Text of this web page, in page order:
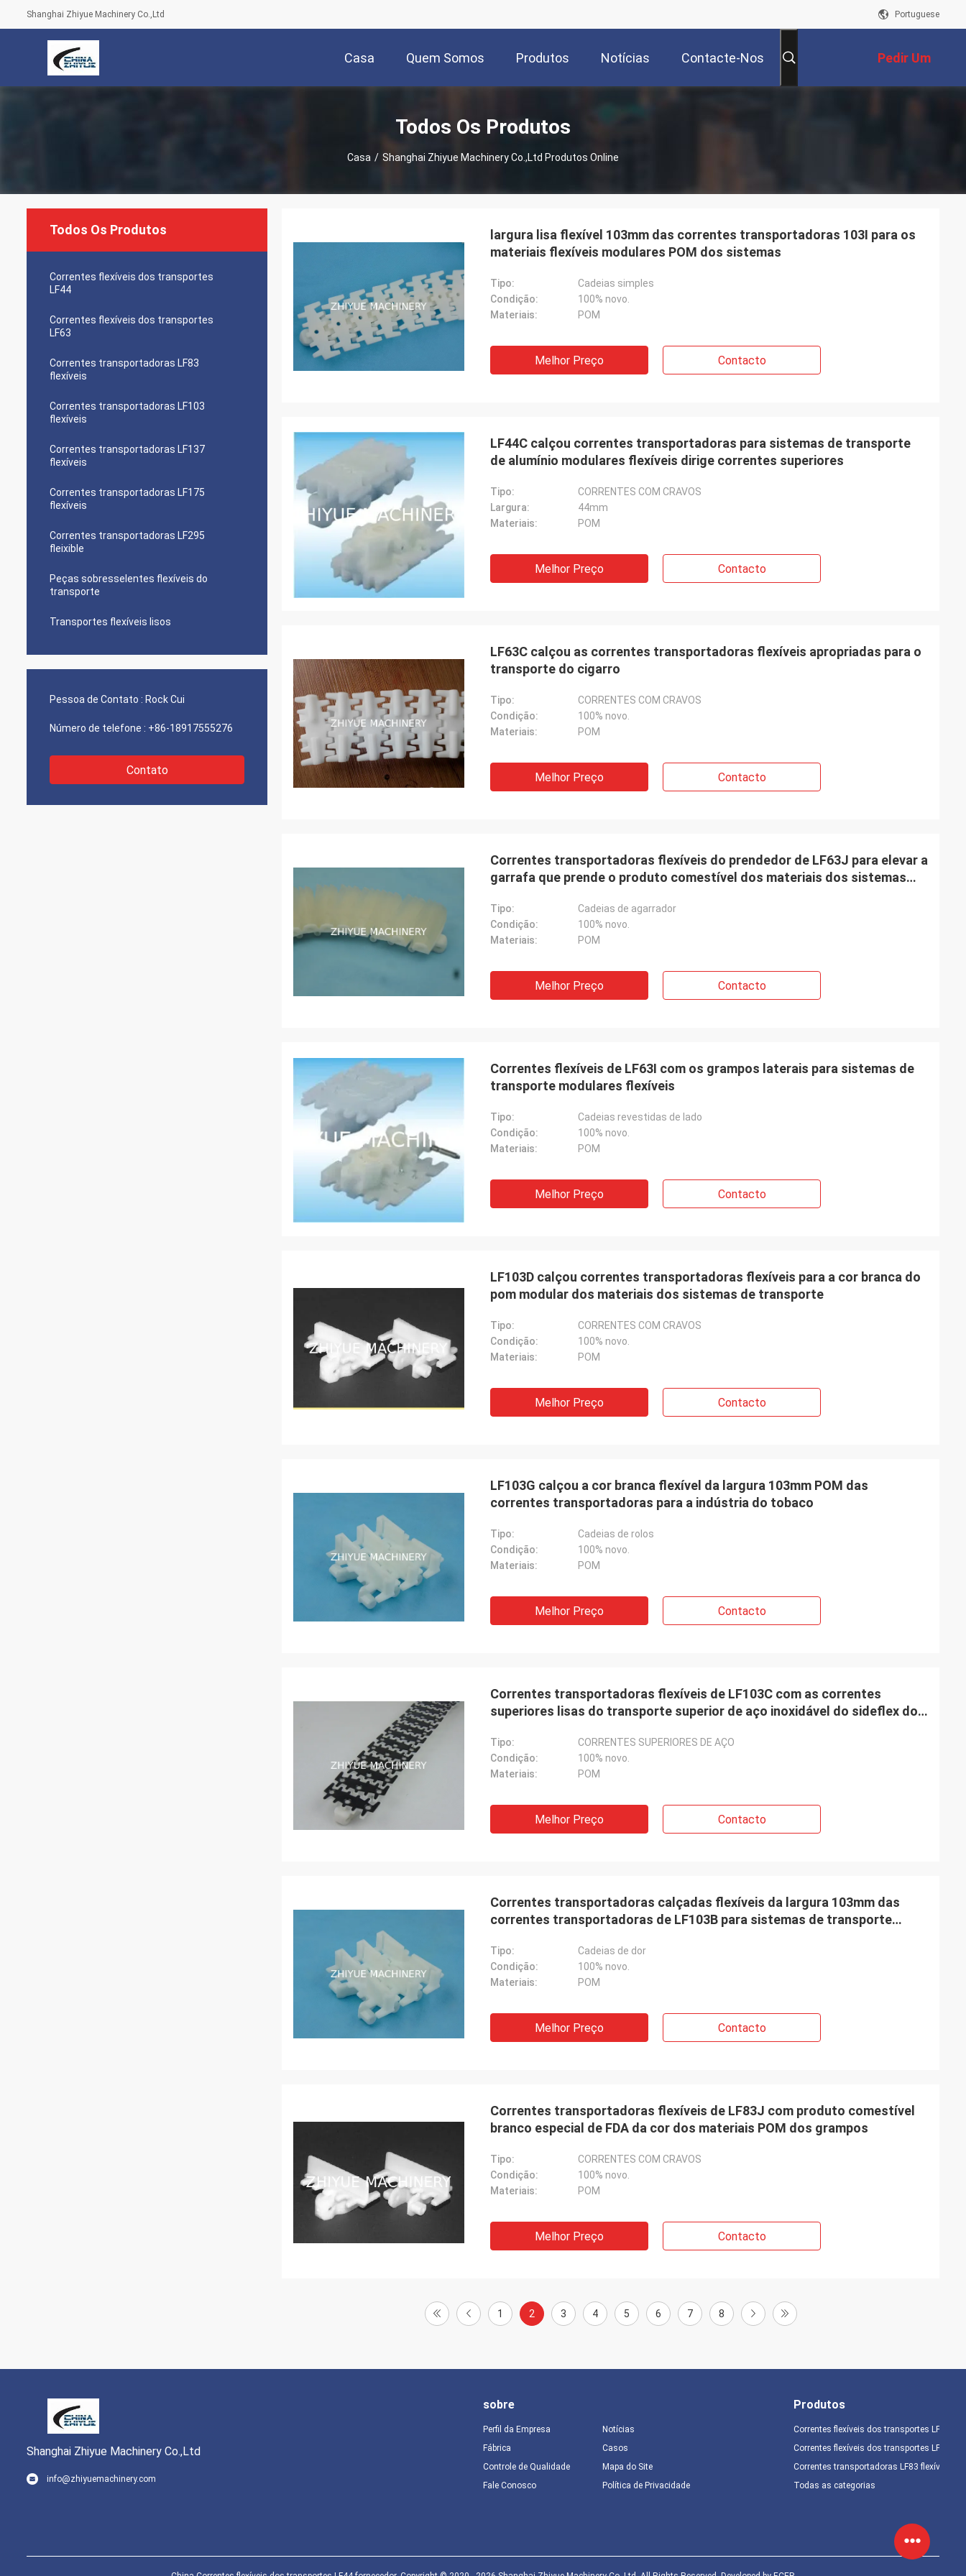
Shanghai Zhiyue Machinery Co.,Ltd Portuguese
Casa Quem Somos Produtos Notícias Contacte-Nos Pedir Um
Orçamento
Todos Os Produtos
Casa / Shanghai Zhiyue Machinery Co.,Ltd Produtos Online
Todos Os Produtos
Correntes flexíveis dos transportes
LF44
Correntes flexíveis dos transportes
LF63
Correntes transportadoras LF83
flexíveis
Correntes transportadoras LF103
flexíveis
Correntes transportadoras LF137
flexíveis
Correntes transportadoras LF175
flexíveis
Correntes transportadoras LF295
fleixible
Peças sobresselentes flexíveis do
transporte
Transportes flexíveis lisos
Pessoa de Contato : Rock Cui
Número de telefone : +86-18917555276
Contato
largura lisa flexível 103mm das correntes transportadoras 103I para os
materiais flexíveis modulares POM dos sistemas
Tipo:
Cadeias simples
Condição:
100% novo.
Materiais:
POM
Melhor Preço Contacto
LF44C calçou correntes transportadoras para sistemas de transporte
de alumínio modulares flexíveis dirige correntes superiores
Tipo:
CORRENTES COM CRAVOS
Largura:
44mm
Materiais:
POM
Melhor Preço Contacto
LF63C calçou as correntes transportadoras flexíveis apropriadas para o
transporte do cigarro
Tipo:
CORRENTES COM CRAVOS
Condição:
100% novo.
Materiais:
POM
Melhor Preço Contacto
Correntes transportadoras flexíveis do prendedor de LF63J para elevar a
garrafa que prende o produto comestível dos materiais dos sistemas
Tipo:
Cadeias de agarrador
Condição:
100% novo.
Materiais:
POM
Melhor Preço Contacto
Correntes flexíveis de LF63I com os grampos laterais para sistemas de
transporte modulares flexíveis
Tipo:
Cadeias revestidas de lado
Condição:
100% novo.
Materiais:
POM
Melhor Preço Contacto
LF103D calçou correntes transportadoras flexíveis para a cor branca do
pom modular dos materiais dos sistemas de transporte
Tipo:
CORRENTES COM CRAVOS
Condição:
100% novo.
Materiais:
POM
Melhor Preço Contacto
LF103G calçou a cor branca flexível da largura 103mm POM das
correntes transportadoras para a indústria do tobaco
Tipo:
Cadeias de rolos
Condição:
100% novo.
Materiais:
POM
Melhor Preço Contacto
Correntes transportadoras flexíveis de LF103C com as correntes
superiores lisas do transporte superior de aço inoxidável do sideflex dos
Tipo:
CORRENTES SUPERIORES DE AÇO
Condição:
100% novo.
Materiais:
POM
Melhor Preço Contacto
Correntes transportadoras calçadas flexíveis da largura 103mm das
correntes transportadoras de LF103B para sistemas de transporte
Tipo:
Cadeias de dor
Condição:
100% novo.
Materiais:
POM
Melhor Preço Contacto
Correntes transportadoras flexíveis de LF83J com produto comestível
branco especial de FDA da cor dos materiais POM dos grampos
Tipo:
CORRENTES COM CRAVOS
Condição:
100% novo.
Materiais:
POM
Melhor Preço Contacto
1 2 3 4 5 6 7 8
Shanghai Zhiyue Machinery Co.,Ltd
info@zhiyuemachinery.com
sobre
Perfil da Empresa
Fábrica
Controle de Qualidade
Fale Conosco
Notícias
Casos
Mapa do Site
Política de Privacidade
Produtos
Correntes flexíveis dos transportes LF44
Correntes flexíveis dos transportes LF63
Correntes transportadoras LF83 flexíveis
Todas as categorias